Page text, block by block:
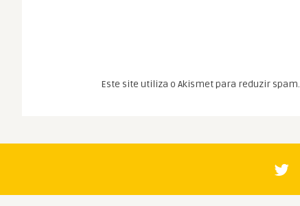
Este site utiliza o Akismet para reduzir spam.